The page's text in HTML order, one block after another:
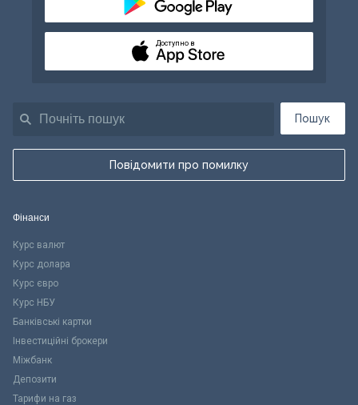
Пошук
Повідомити про помилку
Доступно в
Фінанси
Курс валют
Курс долара
Курс євро
Курс НБУ
Банківські картки
Інвестиційні брокери
Міжбанк
Депозити
Тарифи на газ